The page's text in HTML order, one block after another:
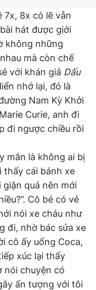
7x, 8x có lẽ vẫn
bài hát được giới
không những
mà còn chế
với khán giả Dấu
nhớ lại, đó là
Nam Kỳ Khởi
Curie, anh đi
đi ngược chiều rồi
mắn là không ai bị
thấy cái bánh xe
quá nên mới
Cô bé có vẻ
nói xe cháu như
đi, nhờ bác sửa xe
cô ấy uống Coca,
xúc lại thấy
nói chuyện có
ấn tượng với tôi